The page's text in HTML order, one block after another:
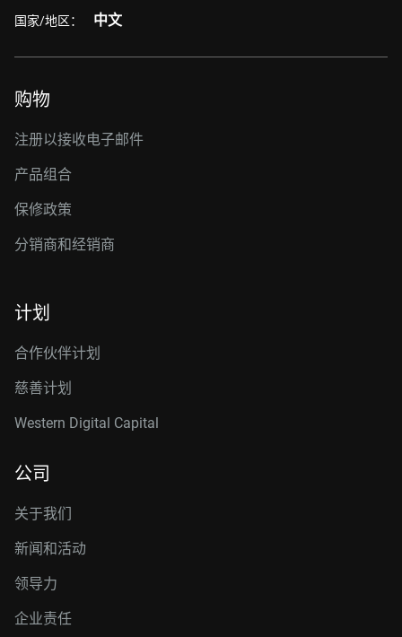
国家/地区： 中文
购物
注册以接收电子邮件
产品组合
保修政策
分销商和经销商
计划
合作伙伴计划
慈善计划
Western Digital Capital
公司
关于我们
新闻和活动
领导力
企业责任